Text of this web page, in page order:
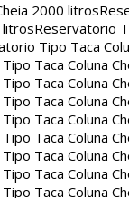
2000 litros
litrosReservatorio
Tipo Taca
Taca Coluna
Taca Coluna
Taca Coluna
Taca Coluna
Taca Coluna
Taca Coluna
Taca Coluna
Taca Coluna